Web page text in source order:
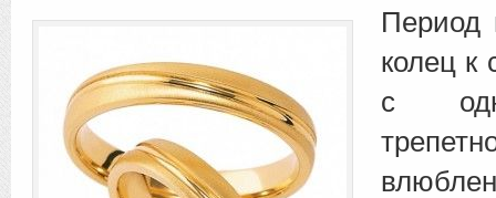
Период
колец к
с